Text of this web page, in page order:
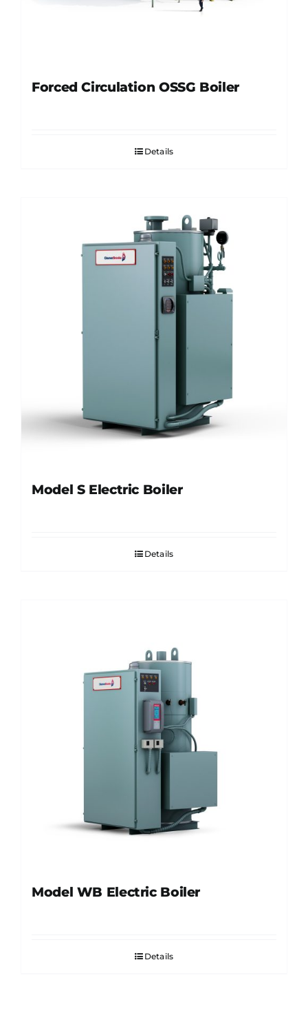
Forced Circulation OSSG Boiler
Details
Model S Electric Boiler
Details
Model WB Electric Boiler
Details